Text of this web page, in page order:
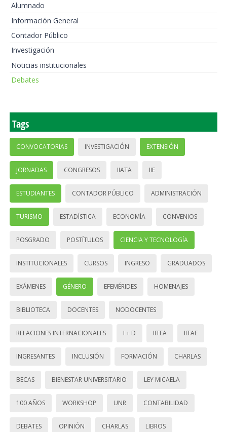
Alumnado
Información General
Contador Público
Investigación
Noticias institucionales
Debates
Tags
CONVOCATORIAS INVESTIGACIÓN EXTENSIÓN
JORNADAS CONGRESOS IIATA IIE
ESTUDIANTES CONTADOR PÚBLICO ADMINISTRACIÓN
TURISMO ESTADÍSTICA ECONOMÍA CONVENIOS
POSGRADO POSTÍTULOS CIENCIA Y TECNOLOGÍA
INSTITUCIONALES CURSOS INGRESO GRADUADOS
EXÁMENES GÉNERO EFEMÉRIDES HOMENAJES
BIBLIOTECA DOCENTES NODOCENTES
RELACIONES INTERNACIONALES I + D IITEA IITAE
INGRESANTES INCLUSIÓN FORMACIÓN CHARLAS
BECAS BIENESTAR UNIVERSITARIO LEY MICAELA
100 AÑOS WORKSHOP UNR CONTABILIDAD
DEBATES OPINIÓN CHARLAS LIBROS